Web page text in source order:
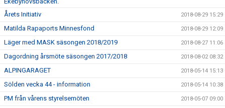
Årets Initiativ
2018-08-29 15:29
Matilda Rapaports Minnesfond 2018-08-29 12:09
Läger med MASK säsongen 2018/2019 2018-08-27 11:06
Dagordning årsmöte säsongen 2017/2018 2018-08-02 08:32
ALPINGARAGET 2018-05-14 15:13
Sölden vecka 44 - information 2018-05-14 10:38
PM från vårens styrelsemöten 2018-05-07 09:00